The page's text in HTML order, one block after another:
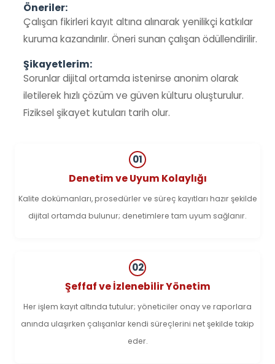
Öneriler:
Çalışan fikirleri kayıt altına alınarak yenilikçi katkılar
kuruma kazandırılır. Öneri sunan çalışan ödüllendirilir.
Şikayetlerim:
Sorunlar dijital ortamda istenirse anonim olarak
iletilerek hızlı çözüm ve güven külturu oluşturulur.
Fiziksel şikayet kutuları tarih olur.
01
Denetim ve Uyum Kolaylığı
Kalite dokümanları, prosedürler ve süreç kayıtları hazır şekilde
dijital ortamda bulunur; denetimlere tam uyum sağlanır.
02
Şeffaf ve İzlenebilir Yönetim
Her işlem kayıt altında tutulur; yöneticiler onay ve raporlara
anında ulaşırken çalışanlar kendi süreçlerini net şekilde takip
eder.